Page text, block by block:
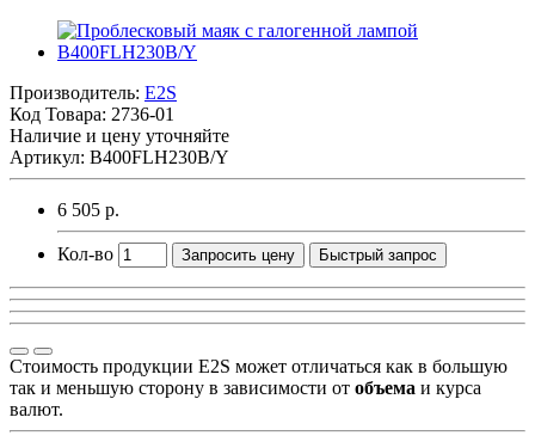
Производитель: E2S
Код Товара: 2736-01
Наличие и цену уточняйте
Артикул: B400FLH230B/Y
6 505 р.
Кол-во Запросить цену Быстрый запрос
Стоимость продукции E2S может отличаться как в большую
так и меньшую сторону в зависимости от объема и курса
валют.